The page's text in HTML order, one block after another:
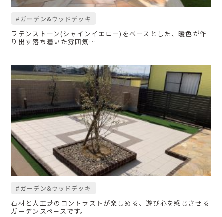
#ガーデン&ウッドデッキ
ラテンストーン(シャインイエロー)をベースとした、暖色が作
り出す落ち着いた雰囲気…
#ガーデン&ウッドデッキ
石材と人工芝のコントラストが楽しめる、遊び心を感じさせる
ガーデンスペースです。